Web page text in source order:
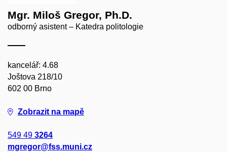
Mgr. Miloš Gregor, Ph.D.
odborný asistent – Katedra politologie
kancelář: 4.68
Joštova 218/10
602 00 Brno
Zobrazit na mapě
549 49 3264
mgregor@fss.muni.cz